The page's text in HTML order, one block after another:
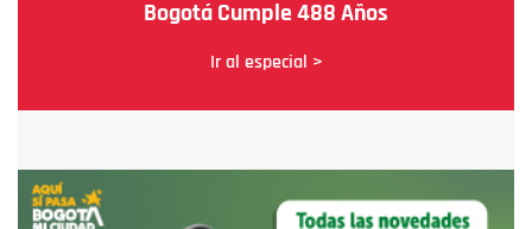
Bogotá Cumple 488 Años
Ir al especial >